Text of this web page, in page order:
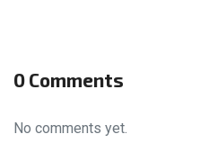
0 Comments
No comments yet.